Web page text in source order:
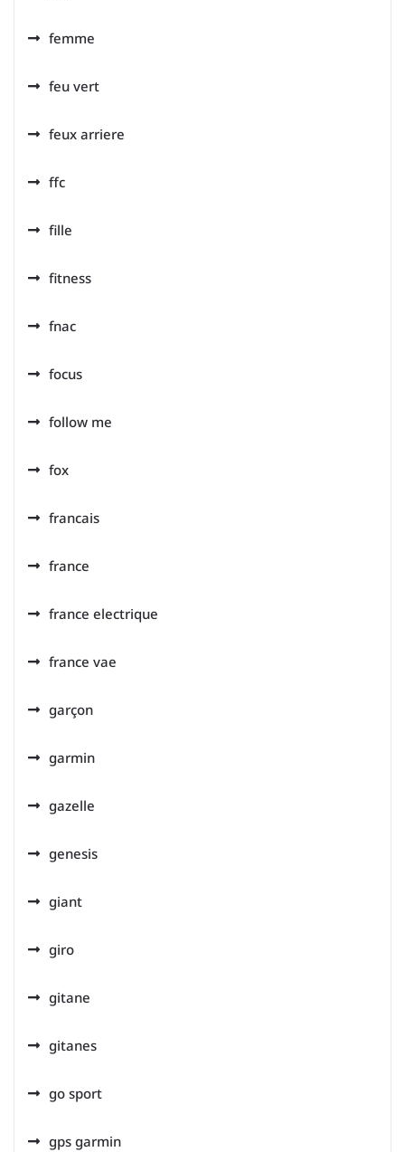
femme
feu vert
feux arriere
ffc
fille
fitness
fnac
focus
follow me
fox
francais
france
france electrique
france vae
garçon
garmin
gazelle
genesis
giant
giro
gitane
gitanes
go sport
gps garmin